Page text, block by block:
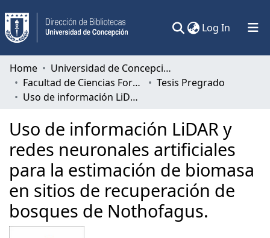
Log In (current)
Communities & Collections
All of DSpace
Home
Universidad de Concepción
Facultad de Ciencias Forestales
Tesis Pregrado
Uso de información LiDAR y redes neuronales artificiales para la estimación de biomasa en sitios de recuperación de bosques de Nothofagus.
Uso de información LiDAR y
redes neuronales artificiales
para la estimación de biomasa
en sitios de recuperación de
bosques de Nothofagus.